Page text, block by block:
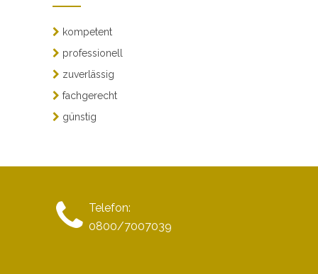
kompetent
professionell
zuverlässig
fachgerecht
günstig
Telefon:
0800/7007039